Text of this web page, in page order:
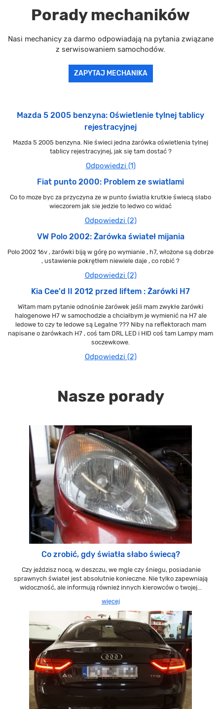
Porady mechaników
Nasi mechanicy za darmo odpowiadają na pytania związane
z serwisowaniem samochodów.
ZAPYTAJ MECHANIKA
Mazda 5 2005 benzyna: Oświetlenie tylnej tablicy
rejestracyjnej
Mazda 5 2005 benzyna. Nie świeci jedna żarówka oświetlenia tylnej
tablicy rejestracyjnej, jak się tam dostać ?
Odpowiedzi (1)
Fiat punto 2000: Problem ze swiatlami
Co to moze byc za przyczyna ze w punto światła krutkie świecą słabo
wieczorem jak sie jedzie to ledwo co widać
Odpowiedzi (2)
VW Polo 2002: Żarówka świateł mijania
Polo 2002 16v , żarówki biją w górę po wymianie , h7, włożone są dobrze
, ustawienie pokrętłem niewiele daje , co robić ?
Odpowiedzi (2)
Kia Cee'd II 2012 przed liftem : Żarówki H7
Witam mam pytanie odnośnie żarówek jeśli mam zwykłe żarówki
halogenowe H7 w samochodzie a chciałbym je wymienić na H7 ale
ledowe to czy te ledowe są Legalne ??? Niby na reflektorach mam
napisane o żarówkach H7 , coś tam DRL LED i HID coś tam Lampy mam
soczewkowe.
Odpowiedzi (2)
Nasze porady
Co zrobić, gdy światła słabo świecą?
Czy jeździsz nocą, w deszczu, we mgle czy śniegu, posiadanie
sprawnych świateł jest absolutnie konieczne. Nie tylko zapewniają
widoczność, ale informują również innych kierowców o twojej...
więcej